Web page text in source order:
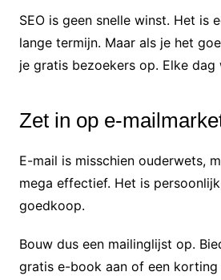
SEO is geen snelle winst. Het is
lange termijn. Maar als je het
je gratis bezoekers op. Elke dag
Zet in op e-
E-mail is misschien ouderwets,
mega effectief. Het is
goedkoop.
Bouw dus een mailinglijst op.
gratis e-book aan of een